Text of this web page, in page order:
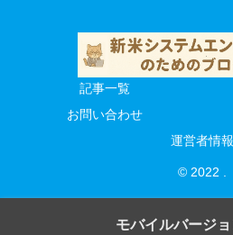
記事一覧
お問い合わせ
運営者情報
© 2022 .
モバイルバージ